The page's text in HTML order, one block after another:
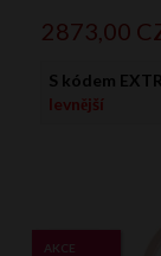
2873, 00
S kódem
levnější
AKCE